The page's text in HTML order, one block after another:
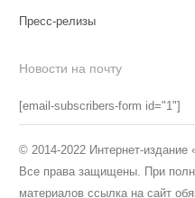
Пресс-релизы
Новости на почту
[email-subscribers-form id="1"]
© 2014-2022 Интернет-
Все права защищены. При
материалов ссылка на сайт